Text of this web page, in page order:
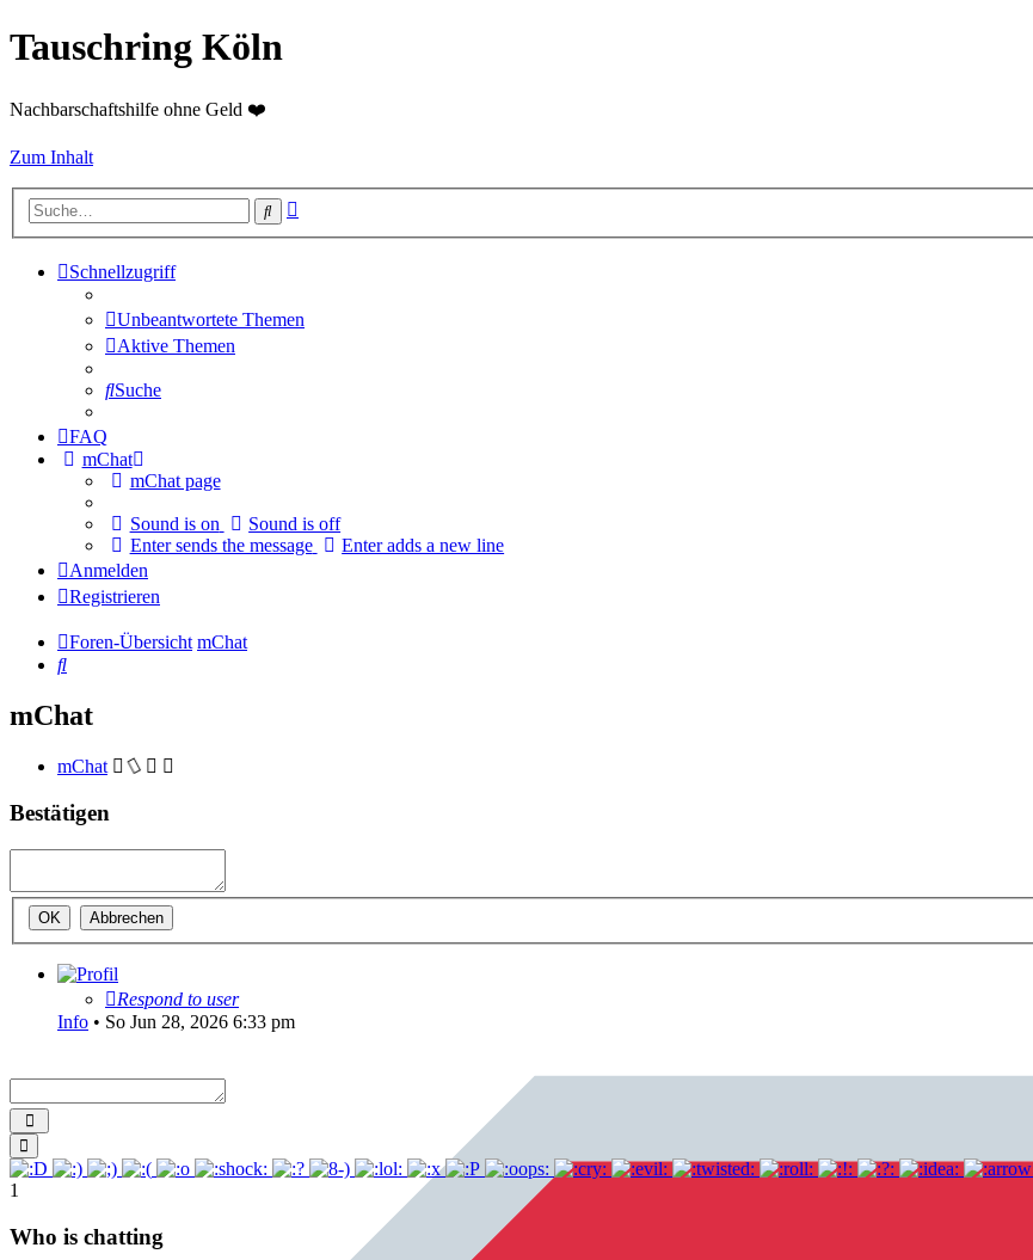
Tauschring Köln
Nachbarschaftshilfe ohne Geld ❤️
Zum Inhalt
Suche
Schnellzugriff
Unbeantwortete Themen
Aktive Themen
Suche
FAQ
mChat
mChat page
Sound is on
Sound is off
Enter sends the message
Enter adds a new line
Anmelden
Registrieren
Foren-Übersicht mChat
Suche
mChat
mChat
Bestätigen
Respond to user
Info • So Jun 28, 2026 6:33 pm
1
Who is chatting